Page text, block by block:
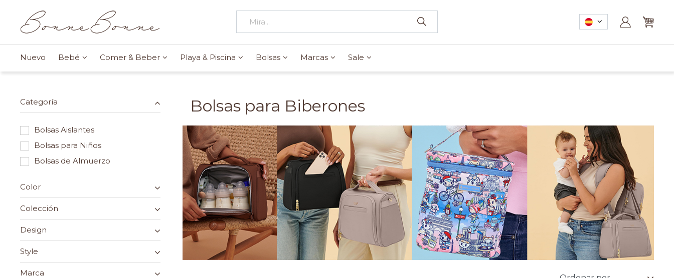
Nuevo Bebé Comer & Beber Playa & Piscina Bolsas Marcas Sale
Categoría
Bolsas Aislantes
Bolsas para Niños
Bolsas de Almuerzo
Color
Colección
Design
Style
Marca
Bolsas para Biberones